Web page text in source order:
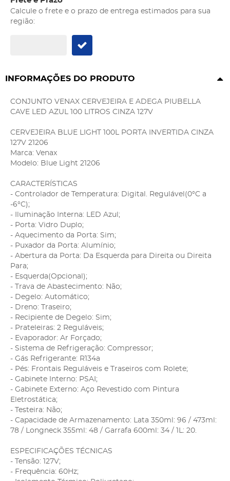
Calcule o frete e o prazo de entrega estimados para sua
região:
INFORMAÇÕES DO PRODUTO
CONJUNTO VENAX CERVEJEIRA E ADEGA PIUBELLA
CAVE LED AZUL 100 LITROS CINZA 127V
CERVEJEIRA BLUE LIGHT 100L PORTA INVERTIDA CINZA
127V 21206
Marca: Venax
Modelo: Blue Light 21206
CARACTERÍSTICAS
- Controlador de Temperatura: Digital. Regulável(0°C a
-6°C);
- Iluminação Interna: LED Azul;
- Porta: Vidro Duplo;
- Aquecimento da Porta: Sim;
- Puxador da Porta: Alumínio;
- Abertura da Porta: Da Esquerda para Direita ou Direita
Para;
- Esquerda(Opcional);
- Trava de Abastecimento: Não;
- Degelo: Automático;
- Dreno: Traseiro;
- Recipiente de Degelo: Sim;
- Prateleiras: 2 Reguláveis;
- Evaporador: Ar Forçado;
- Sistema de Refrigeração: Compressor;
- Gás Refrigerante: R134a
- Pés: Frontais Reguláveis e Traseiros com Rolete;
- Gabinete Interno: PSAI;
- Gabinete Externo: Aço Revestido com Pintura
Eletrostática;
- Testeira: Não;
- Capacidade de Armazenamento: Lata 350ml: 96 / 473ml:
78 / Longneck 355ml: 48 / Garrafa 600ml: 34 / 1L: 20.
ESPECIFICAÇÕES TÉCNICAS
- Tensão: 127V;
- Frequência: 60Hz;